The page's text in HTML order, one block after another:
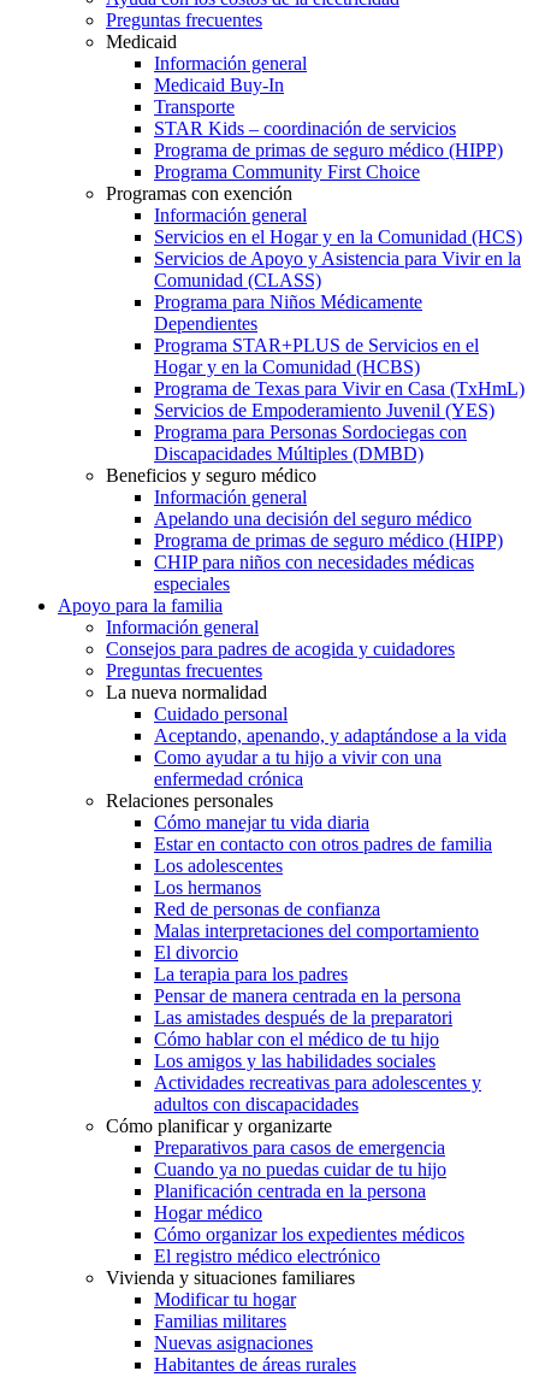
Preguntas frecuentes
Medicaid
Información general
Medicaid Buy-In
Transporte
STAR Kids – coordinación de servicios
Programa de primas de seguro médico (HIPP)
Programa Community First Choice
Programas con exención
Información general
Servicios en el Hogar y en la Comunidad (HCS)
Servicios de Apoyo y Asistencia para Vivir en la
Comunidad (CLASS)
Programa para Niños Médicamente
Dependientes
Programa STAR+PLUS de Servicios en el
Hogar y en la Comunidad (HCBS)
Programa de Texas para Vivir en Casa (TxHmL)
Servicios de Empoderamiento Juvenil (YES)
Programa para Personas Sordociegas con
Discapacidades Múltiples (DMBD)
Beneficios y seguro médico
Información general
Apelando una decisión del seguro médico
Programa de primas de seguro médico (HIPP)
CHIP para niños con necesidades médicas
especiales
Apoyo para la familia
Información general
Consejos para padres de acogida y cuidadores
Preguntas frecuentes
La nueva normalidad
Cuidado personal
Aceptando, apenando, y adaptándose a la vida
Como ayudar a tu hijo a vivir con una
enfermedad crónica
Relaciones personales
Cómo manejar tu vida diaria
Estar en contacto con otros padres de familia
Los adolescentes
Los hermanos
Red de personas de confianza
Malas interpretaciones del comportamiento
El divorcio
La terapia para los padres
Pensar de manera centrada en la persona
Las amistades después de la preparatori
Cómo hablar con el médico de tu hijo
Los amigos y las habilidades sociales
Actividades recreativas para adolescentes y
adultos con discapacidades
Cómo planificar y organizarte
Preparativos para casos de emergencia
Cuando ya no puedas cuidar de tu hijo
Planificación centrada en la persona
Hogar médico
Cómo organizar los expedientes médicos
El registro médico electrónico
Vivienda y situaciones familiares
Modificar tu hogar
Familias militares
Nuevas asignaciones
Habitantes de áreas rurales